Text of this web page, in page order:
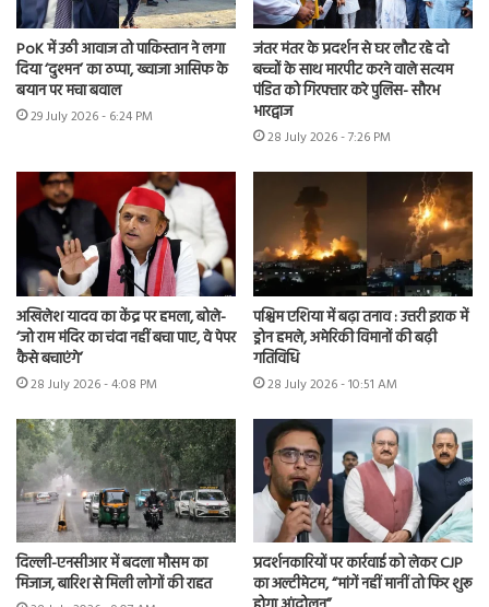
PoK में उठी आवाज तो पाकिस्तान ने लगा
दिया ‘दुश्मन’ का ठप्पा, ख्वाजा आसिफ के
बयान पर मचा बवाल
29 July 2026 - 6:24 PM
जंतर मंतर के प्रदर्शन से घर लौट रहे दो
बच्चों के साथ मारपीट करने वाले सत्यम
पंडित को गिरफ्तार करे पुलिस- सौरभ
भारद्वाज
28 July 2026 - 7:26 PM
अखिलेश यादव का केंद्र पर हमला, बोले-
‘जो राम मंदिर का चंदा नहीं बचा पाए, वे पेपर
कैसे बचाएंगे’
28 July 2026 - 4:08 PM
पश्चिम एशिया में बढ़ा तनाव : उत्तरी इराक में
ड्रोन हमले, अमेरिकी विमानों की बढ़ी
गतिविधि
28 July 2026 - 10:51 AM
दिल्ली-एनसीआर में बदला मौसम का
मिजाज, बारिश से मिली लोगों की राहत
प्रदर्शनकारियों पर कार्रवाई को लेकर CJP
का अल्टीमेटम, “मांगें नहीं मानीं तो फिर शुरू